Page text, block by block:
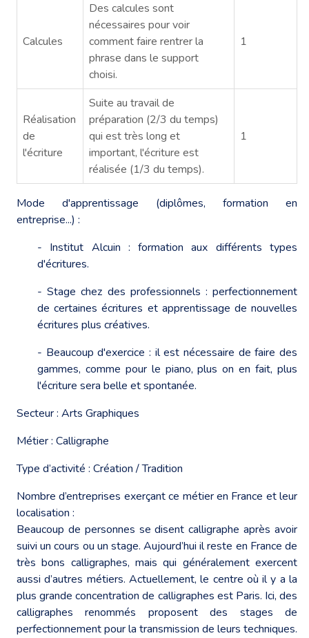
Calcules
Des calcules sont
nécessaires pour voir
comment faire rentrer la
phrase dans le support
choisi.
1
Réalisation
de
l'écriture
Suite au travail de
préparation (2/3 du temps)
qui est très long et
important, l'écriture est
réalisée (1/3 du temps).
1
Mode d'apprentissage (diplômes, formation en
entreprise...) :
- Institut Alcuin : formation aux différents types
d'écritures.
- Stage chez des professionnels : perfectionnement
de certaines écritures et apprentissage de nouvelles
écritures plus créatives.
- Beaucoup d'exercice : il est nécessaire de faire des
gammes, comme pour le piano, plus on en fait, plus
l'écriture sera belle et spontanée.
Secteur : Arts Graphiques
Métier : Calligraphe
Type d’activité : Création / Tradition
Nombre d’entreprises exerçant ce métier en France et leur
localisation :
Beaucoup de personnes se disent calligraphe après avoir
suivi un cours ou un stage. Aujourd’hui il reste en France de
très bons calligraphes, mais qui généralement exercent
aussi d’autres métiers. Actuellement, le centre où il y a la
plus grande concentration de calligraphes est Paris. Ici, des
calligraphes renommés proposent des stages de
perfectionnement pour la transmission de leurs techniques.